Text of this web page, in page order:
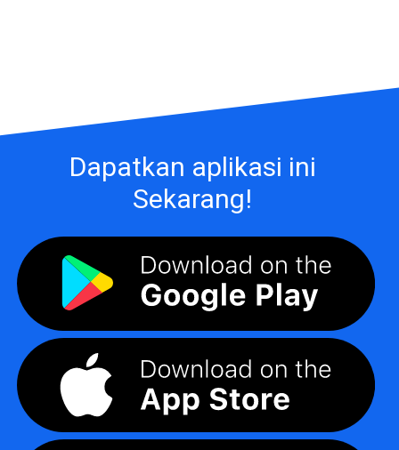
Dapatkan aplikasi ini
Sekarang!